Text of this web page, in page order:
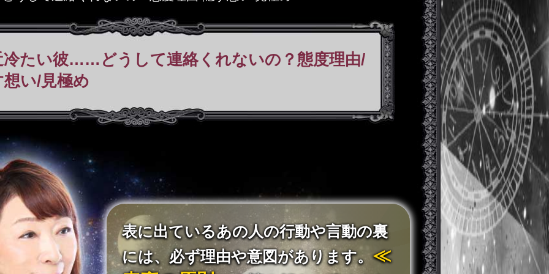
冷たい彼……どうして連絡くれないの？態度理由/
想い/見極め
表に出ているあの人の行動や言動の裏
には、必ず理由や意図があります。≪